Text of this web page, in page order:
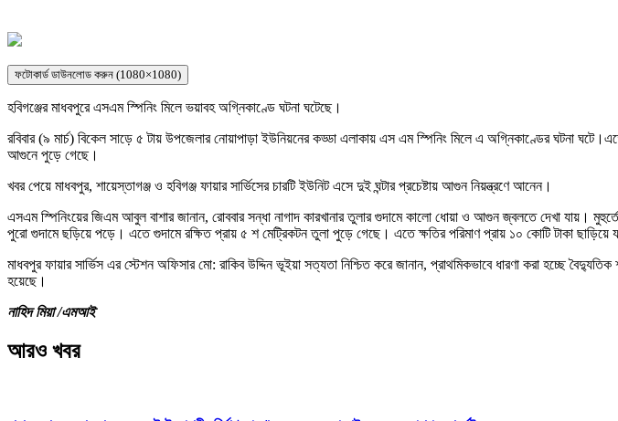
ফটোকার্ড ডাউনলোড করুন (1080×1080)
হবিগঞ্জের মাধবপুরে এসএম স্পিনিং মিলে ভয়াবহ অগ্নিকাণ্ডে ঘটনা ঘটেছে।
রবিবার (৯ মার্চ) বিকেল সাড়ে ৫ টায় উপজেলার নোয়াপাড়া ইউনিয়নের কড্ডা এলাকায় এস এম স্পিনিং মিলে এ অগ্নিকাণ্ডের ঘটনা
আগুনে পুড়ে গেছে।
খবর পেয়ে মাধবপুর, শায়েস্তাগঞ্জ ও হবিগঞ্জ ফায়ার সার্ভিসের চারটি ইউনিট এসে দুই ঘন্টার প্রচেষ্টায় আগুন নিয়ন্ত্রণে আনেন।
এসএম স্পিনিংয়ের জিএম আবুল বাশার জানান, রোববার সন্ধা নাগাদ কারখানার তুলার গুদামে কালো ধোয়া ও আগুন জ্বলতে দেখা যায়।
পুরো গুদামে ছড়িয়ে পড়ে। এতে গুদামে রক্ষিত প্রায় ৫ শ মেট্রিকটন তুলা পুড়ে গেছে। এতে ক্ষতির পরিমাণ প্রায় ১০ কোটি টাকা ছাড়িয়ে
মাধবপুর ফায়ার সার্ভিস এর স্টেশন অফিসার মো: রাকিব উদ্দিন ভূইয়া সত্যতা নিশ্চিত করে জানান, প্রাথমিকভাবে ধারণা করা হচ্ছে
হয়েছে।
নাহিদ মিয়া /এমআই
আরও খবর